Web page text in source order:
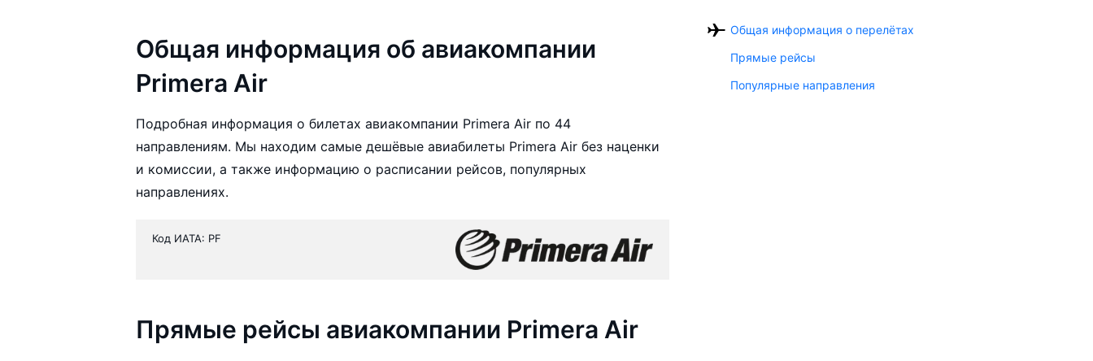
Общая информация об авиакомпании
Primera Air
Подробная информация о билетах авиакомпании Primera Air по 44
направлениям. Мы находим самые дешёвые авиабилеты Primera Air без наценки
и комиссии, а также информацию о расписании рейсов, популярных
направлениях.
Код ИАТА: PF
Прямые рейсы авиакомпании Primera Air
Общая информация о перелётах
Прямые рейсы
Популярные направления